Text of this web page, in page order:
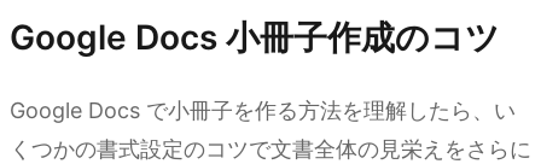
Google Docs 小冊子作成のコツ
Google Docs で小冊子を作る方法を理解したら、い
くつかの書式設定のコツで文書全体の見栄えをさらに